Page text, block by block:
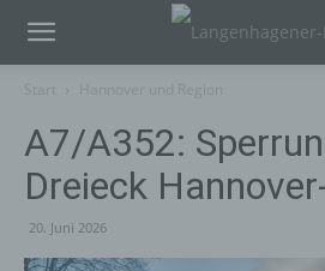
A7/A352:
Dreieck
20. Juni 2026